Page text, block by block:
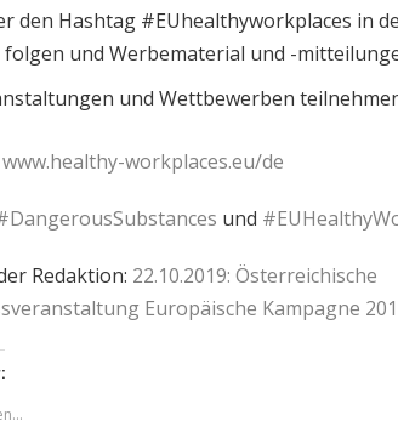
den Hashtag #EUhealthyworkplaces in
folgen und Werbematerial und -
und Wettbewerben
www.healthy-workplaces.eu/de
und
Redaktion: 22.10.2019: Österreichische
Europäische Kampagne